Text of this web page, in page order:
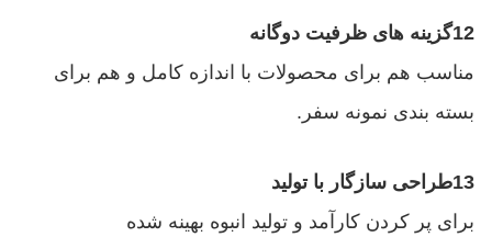
12گزینه های ظرفیت دوگانه
مناسب هم برای محصولات با اندازه کامل و هم برای
بسته بندی نمونه سفر.
13طراحی سازگار با تولید
برای پر کردن کارآمد و تولید انبوه بهینه شده